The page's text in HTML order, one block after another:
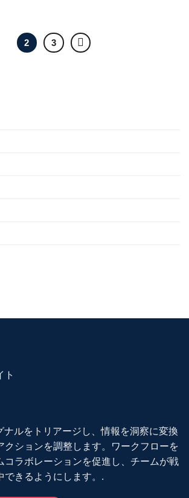
2 3
ナルをトリアージし、情報を洞察に変換
クションを調整します。ワークフローを
コラボレーションを促進し、チームが戦
できるようにします。.